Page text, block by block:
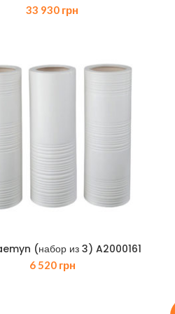
33 930 грн
(набор из 3) A2000161
6 520 грн